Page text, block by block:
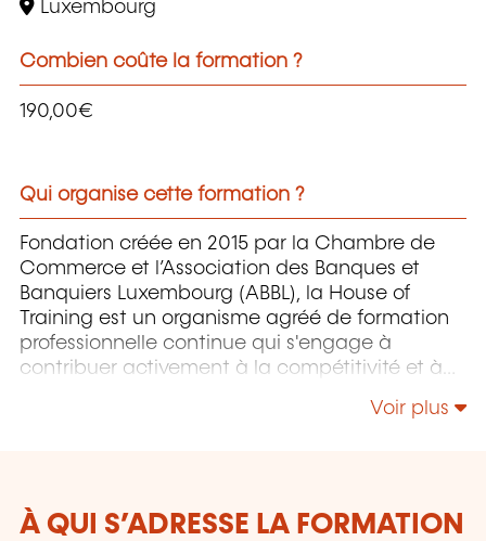
Luxembourg
Combien coûte la formation ?
190,00€
Qui organise cette formation ?
Fondation créée en 2015 par la Chambre de
Commerce et l’Association des Banques et
Banquiers Luxembourg (ABBL), la House of
Training est un organisme agréé de formation
professionnelle continue qui s'engage à
contribuer activement à la compétitivité et à
les compétences de ceux qui font vivre son
Voir plus
À QUI S’ADRESSE LA FORMATION